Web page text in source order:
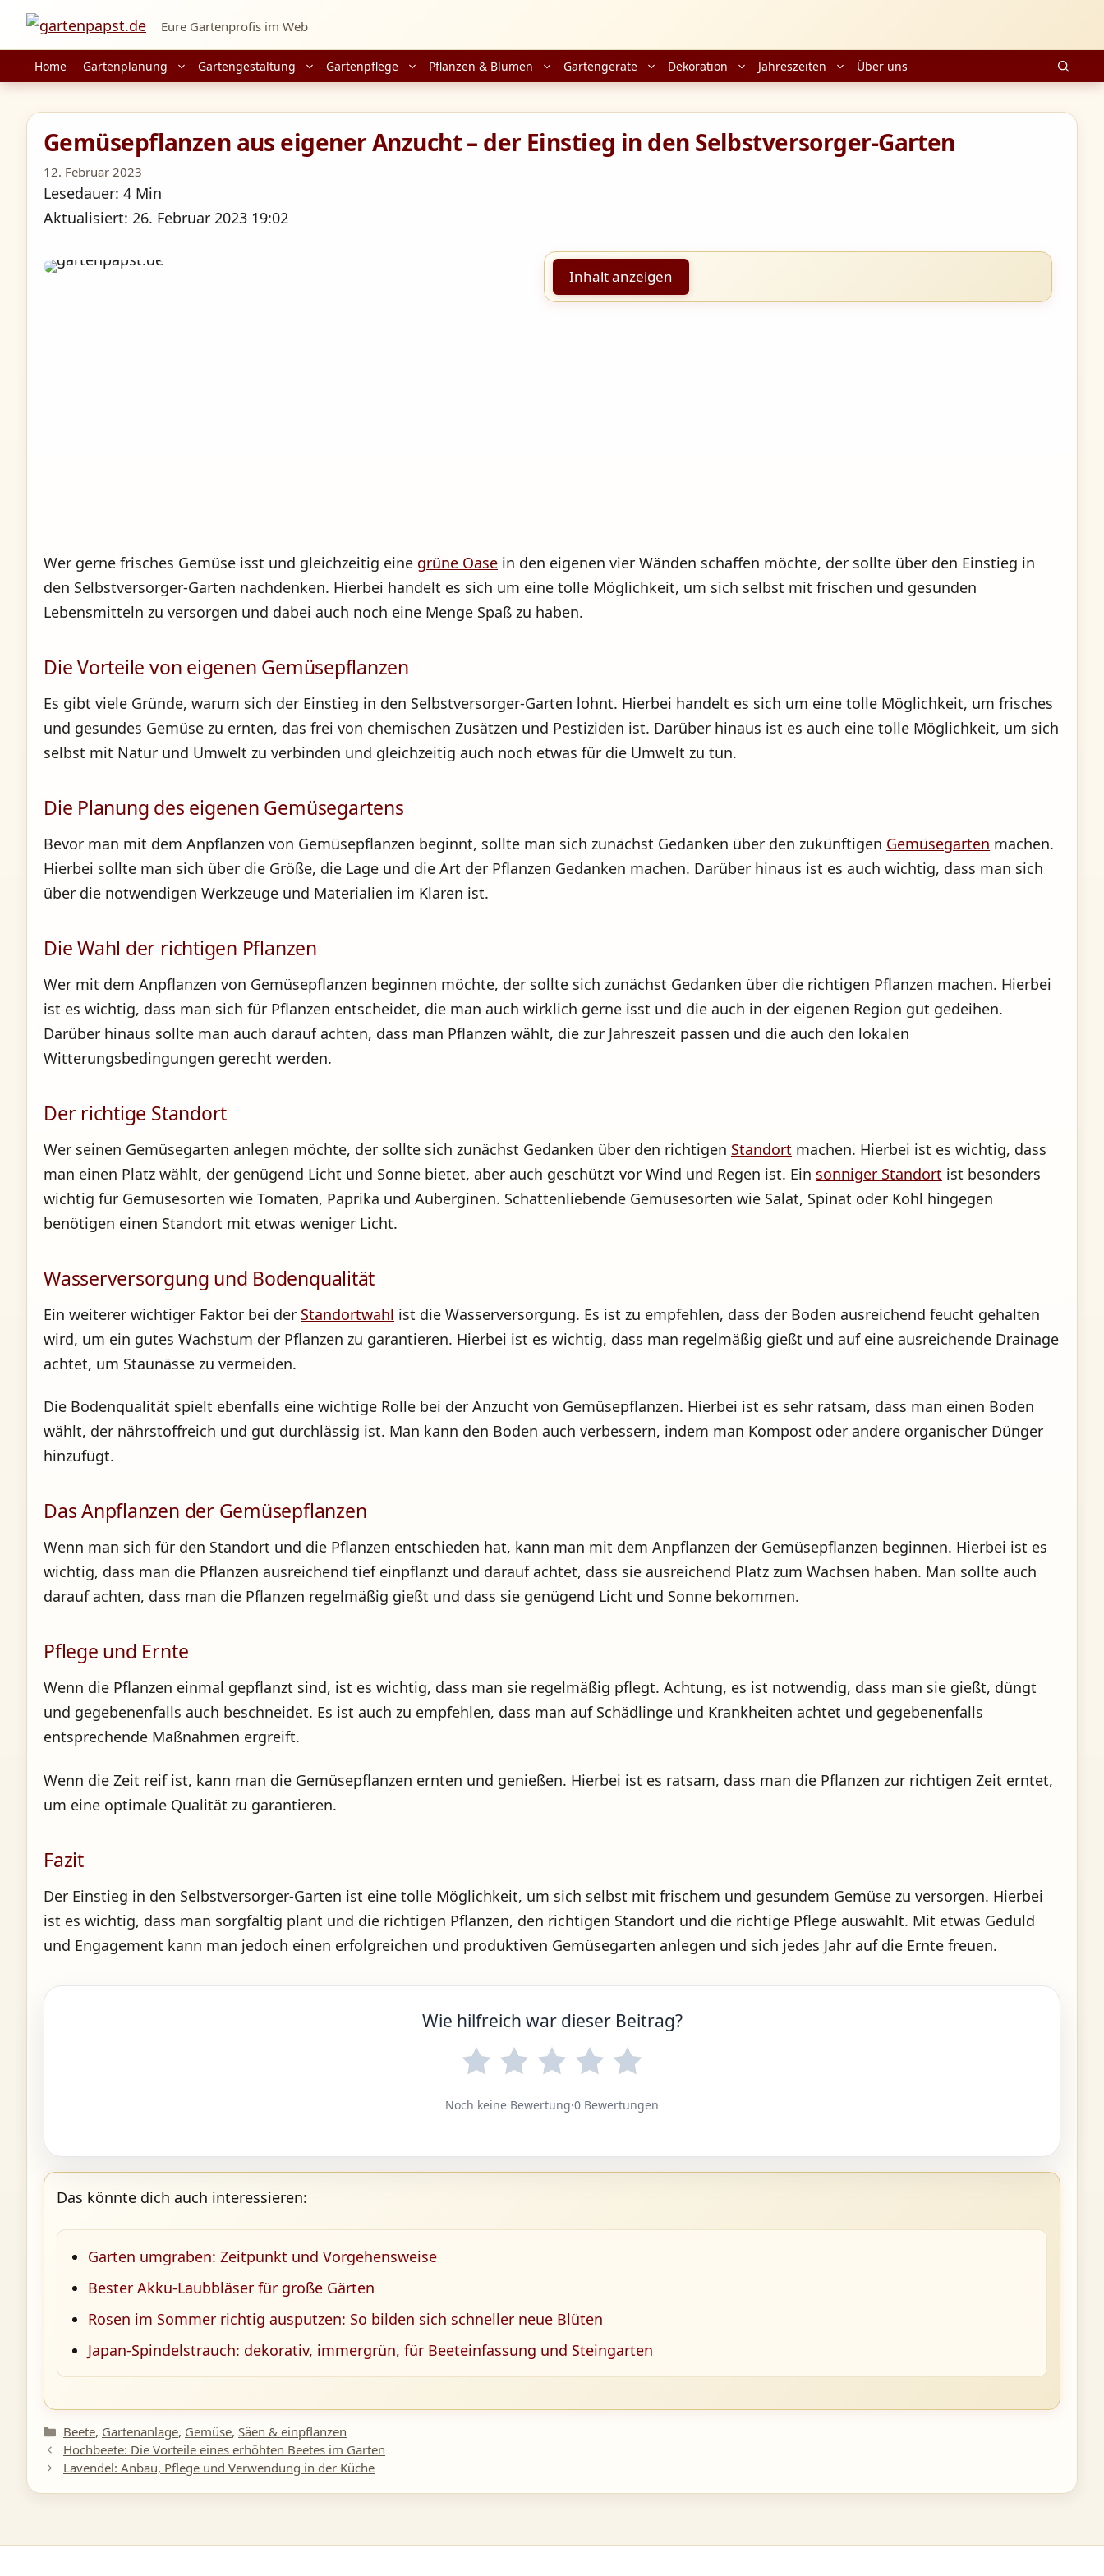
Zum
springen
Eure Gartenprofis im Web
Home Gartenplanung Gartengestaltung Gartenpflege Pflanzen & Blumen Gartengeräte Dekoration Jahreszeiten Über uns
Gemüsepflanzen aus eigener Anzucht – der Einstieg in den Selbstversorger-Garten
12. Februar 2023
Lesedauer: 4 Min
Aktualisiert: 26. Februar 2023 19:02
Inhalt anzeigen
Wer gerne frisches Gemüse isst und gleichzeitig eine grüne Oase in den eigenen vier Wänden schaffen möchte, der sollte über den Einstieg in
den Selbstversorger-Garten nachdenken. Hierbei handelt es sich um eine tolle Möglichkeit, um sich selbst mit frischen und gesunden
Lebensmitteln zu versorgen und dabei auch noch eine Menge Spaß zu haben.
Die Vorteile von eigenen Gemüsepflanzen
Es gibt viele Gründe, warum sich der Einstieg in den Selbstversorger-Garten lohnt. Hierbei handelt es sich um eine tolle Möglichkeit, um frisches
und gesundes Gemüse zu ernten, das frei von chemischen Zusätzen und Pestiziden ist. Darüber hinaus ist es auch eine tolle Möglichkeit, um sich
selbst mit Natur und Umwelt zu verbinden und gleichzeitig auch noch etwas für die Umwelt zu tun.
Die Planung des eigenen Gemüsegartens
Bevor man mit dem Anpflanzen von Gemüsepflanzen beginnt, sollte man sich zunächst Gedanken über den zukünftigen Gemüsegarten machen.
Hierbei sollte man sich über die Größe, die Lage und die Art der Pflanzen Gedanken machen. Darüber hinaus ist es auch wichtig, dass man sich
über die notwendigen Werkzeuge und Materialien im Klaren ist.
Die Wahl der richtigen Pflanzen
Wer mit dem Anpflanzen von Gemüsepflanzen beginnen möchte, der sollte sich zunächst Gedanken über die richtigen Pflanzen machen. Hierbei
ist es wichtig, dass man sich für Pflanzen entscheidet, die man auch wirklich gerne isst und die auch in der eigenen Region gut gedeihen.
Darüber hinaus sollte man auch darauf achten, dass man Pflanzen wählt, die zur Jahreszeit passen und die auch den lokalen
Witterungsbedingungen gerecht werden.
Der richtige Standort
Wer seinen Gemüsegarten anlegen möchte, der sollte sich zunächst Gedanken über den richtigen Standort machen. Hierbei ist es wichtig, dass
man einen Platz wählt, der genügend Licht und Sonne bietet, aber auch geschützt vor Wind und Regen ist. Ein sonniger Standort ist besonders
wichtig für Gemüsesorten wie Tomaten, Paprika und Auberginen. Schattenliebende Gemüsesorten wie Salat, Spinat oder Kohl hingegen
benötigen einen Standort mit etwas weniger Licht.
Wasserversorgung und Bodenqualität
Ein weiterer wichtiger Faktor bei der Standortwahl ist die Wasserversorgung. Es ist zu empfehlen, dass der Boden ausreichend feucht gehalten
wird, um ein gutes Wachstum der Pflanzen zu garantieren. Hierbei ist es wichtig, dass man regelmäßig gießt und auf eine ausreichende Drainage
achtet, um Staunässe zu vermeiden.
Die Bodenqualität spielt ebenfalls eine wichtige Rolle bei der Anzucht von Gemüsepflanzen. Hierbei ist es sehr ratsam, dass man einen Boden
wählt, der nährstoffreich und gut durchlässig ist. Man kann den Boden auch verbessern, indem man Kompost oder andere organischer Dünger
hinzufügt.
Das Anpflanzen der Gemüsepflanzen
Wenn man sich für den Standort und die Pflanzen entschieden hat, kann man mit dem Anpflanzen der Gemüsepflanzen beginnen. Hierbei ist es
wichtig, dass man die Pflanzen ausreichend tief einpflanzt und darauf achtet, dass sie ausreichend Platz zum Wachsen haben. Man sollte auch
darauf achten, dass man die Pflanzen regelmäßig gießt und dass sie genügend Licht und Sonne bekommen.
Pflege und Ernte
Wenn die Pflanzen einmal gepflanzt sind, ist es wichtig, dass man sie regelmäßig pflegt. Achtung, es ist notwendig, dass man sie gießt, düngt
und gegebenenfalls auch beschneidet. Es ist auch zu empfehlen, dass man auf Schädlinge und Krankheiten achtet und gegebenenfalls
entsprechende Maßnahmen ergreift.
Wenn die Zeit reif ist, kann man die Gemüsepflanzen ernten und genießen. Hierbei ist es ratsam, dass man die Pflanzen zur richtigen Zeit erntet,
um eine optimale Qualität zu garantieren.
Fazit
Der Einstieg in den Selbstversorger-Garten ist eine tolle Möglichkeit, um sich selbst mit frischem und gesundem Gemüse zu versorgen. Hierbei
ist es wichtig, dass man sorgfältig plant und die richtigen Pflanzen, den richtigen Standort und die richtige Pflege auswählt. Mit etwas Geduld
und Engagement kann man jedoch einen erfolgreichen und produktiven Gemüsegarten anlegen und sich jedes Jahr auf die Ernte freuen.
Wie hilfreich war dieser Beitrag?
Noch keine Bewertung·0 Bewertungen
Das könnte dich auch interessieren:
Garten umgraben: Zeitpunkt und Vorgehensweise
Bester Akku-Laubbläser für große Gärten
Rosen im Sommer richtig ausputzen: So bilden sich schneller neue Blüten
Japan-Spindelstrauch: dekorativ, immergrün, für Beeteinfassung und Steingarten
Kategorien
Beete, Gartenanlage, Gemüse, Säen & einpflanzen
Hochbeete: Die Vorteile eines erhöhten Beetes im Garten
Lavendel: Anbau, Pflege und Verwendung in der Küche